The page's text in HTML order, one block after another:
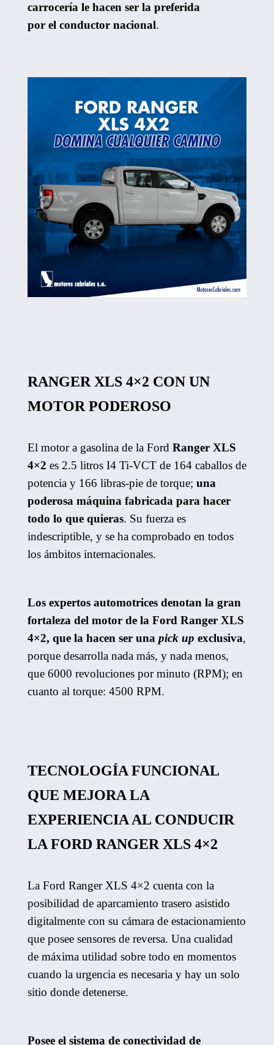
carrocería le hacen ser la preferida
por el conductor nacional.
RANGER XLS 4×2 CON UN
MOTOR PODEROSO
El motor a gasolina de la Ford Ranger XLS
4×2 es 2.5 litros I4 Ti-VCT de 164 caballos de
potencia y 166 libras-pie de torque; una
poderosa máquina fabricada para hacer
todo lo que quieras. Su fuerza es
indescriptible, y se ha comprobado en todos
los ámbitos internacionales.
Los expertos automotrices denotan la gran
fortaleza del motor de la Ford Ranger XLS
4×2, que la hacen ser una pick up exclusiva,
porque desarrolla nada más, y nada menos,
que 6000 revoluciones por minuto (RPM); en
cuanto al torque: 4500 RPM.
TECNOLOGÍA FUNCIONAL
QUE MEJORA LA
EXPERIENCIA AL CONDUCIR
LA FORD RANGER XLS 4×2
La Ford Ranger XLS 4×2 cuenta con la
posibilidad de aparcamiento trasero asistido
digitalmente con su cámara de estacionamiento
que posee sensores de reversa. Una cualidad
de máxima utilidad sobre todo en momentos
cuando la urgencia es necesaria y hay un solo
sitio donde detenerse.
Posee el sistema de conectividad de